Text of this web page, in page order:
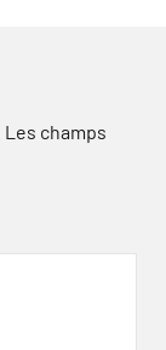
Les champs